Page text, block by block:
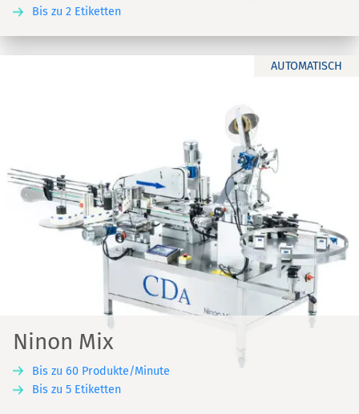
Bis zu 2 Etiketten
AUTOMATISCH
Ninon Mix
Bis zu 60 Produkte/Minute
Bis zu 5 Etiketten